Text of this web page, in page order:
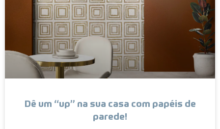
Dê um “up” na sua casa com papéis de
parede!